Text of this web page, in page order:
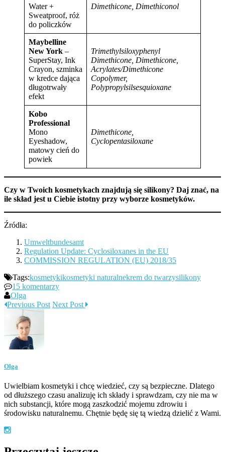
Water +
Sweatproof, róż
do policzków
Dimethicone, Dimethiconol
Maybelline
New York –
SuperStay, Ink
Crayon, szminka
w kredce dająca
długotrwały
efekt
Trimethylsiloxyphenyl
Dimethicone, Dimethicone,
Acrylates/Dimethicone
Copolymer,
Polypropylsilsesquioxane
Kobo
Professional
Mono
Eyeshadow,
matowy cień do
powiek
Dimethicone,
Cyclopentasiloxane
Czy w Twoich kosmetykach znajdują się silikony? Daj znać, na
ile skład jest u Ciebie istotny przy wyborze kosmetyków.
Źródła:
Umweltbundesamt
Regulation Update: Cyclosiloxanes in the EU
COMMISSION REGULATION (EU) 2018/35
Tags:kosmetykikosmetyki naturalnekrem do twarzysilikony
15 komentarzy
Olga
Previous Post Next Post
Olga
Uwielbiam kosmetyki i chcę wiedzieć, czy są bezpieczne. Dlatego
od dłuższego czasu analizuję ich składy i sprawdzam, czy nie ma w
nich substancji, które mogą zaszkodzić mojemu zdrowiu i
środowisku naturalnemu. Chętnie będę się tą wiedzą dzielić z Wami.